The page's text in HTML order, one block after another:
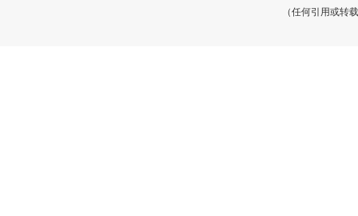
（任何引用或转